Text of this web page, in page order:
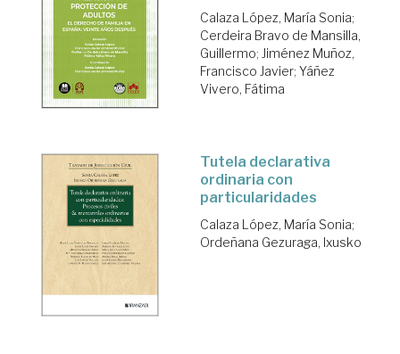
Calaza López, María Sonia;
Cerdeira Bravo de Mansilla,
Guillermo; Jiménez Muñoz,
Francisco Javier; Yáñez
Vivero, Fátima
Tutela declarativa
ordinaria con
particularidades
Calaza López, María Sonia;
Ordeñana Gezuraga, Ixusko